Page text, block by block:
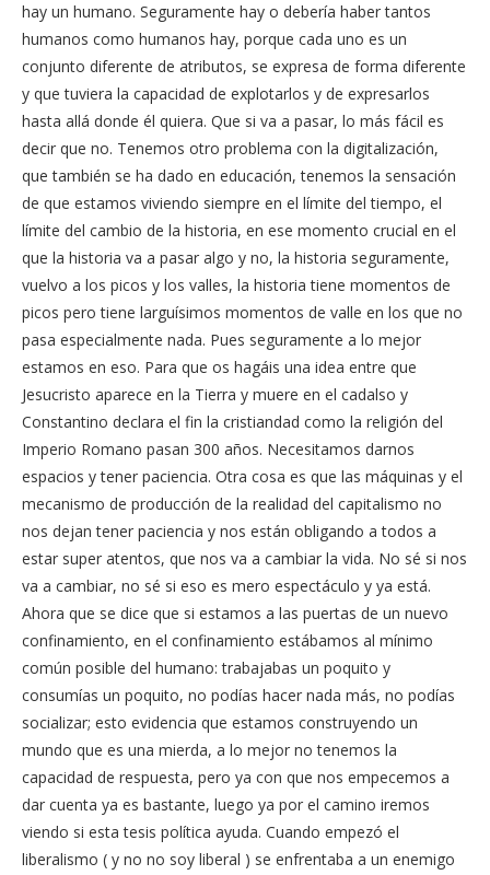
hay un humano. Seguramente hay o debería haber tantos
humanos como humanos hay, porque cada uno es un
conjunto diferente de atributos, se expresa de forma diferente
y que tuviera la capacidad de explotarlos y de expresarlos
hasta allá donde él quiera. Que si va a pasar, lo más fácil es
decir que no. Tenemos otro problema con la digitalización,
que también se ha dado en educación, tenemos la sensación
de que estamos viviendo siempre en el límite del tiempo, el
límite del cambio de la historia, en ese momento crucial en el
que la historia va a pasar algo y no, la historia seguramente,
vuelvo a los picos y los valles, la historia tiene momentos de
picos pero tiene larguísimos momentos de valle en los que no
pasa especialmente nada. Pues seguramente a lo mejor
estamos en eso. Para que os hagáis una idea entre que
Jesucristo aparece en la Tierra y muere en el cadalso y
Constantino declara el fin la cristiandad como la religión del
Imperio Romano pasan 300 años. Necesitamos darnos
espacios y tener paciencia. Otra cosa es que las máquinas y el
mecanismo de producción de la realidad del capitalismo no
nos dejan tener paciencia y nos están obligando a todos a
estar super atentos, que nos va a cambiar la vida. No sé si nos
va a cambiar, no sé si eso es mero espectáculo y ya está.
Ahora que se dice que si estamos a las puertas de un nuevo
confinamiento, en el confinamiento estábamos al mínimo
común posible del humano: trabajabas un poquito y
consumías un poquito, no podías hacer nada más, no podías
socializar; esto evidencia que estamos construyendo un
mundo que es una mierda, a lo mejor no tenemos la
capacidad de respuesta, pero ya con que nos empecemos a
dar cuenta ya es bastante, luego ya por el camino iremos
viendo si esta tesis política ayuda. Cuando empezó el
liberalismo ( y no no soy liberal ) se enfrentaba a un enemigo